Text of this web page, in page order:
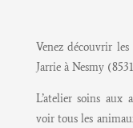
Venez découvrir
Jarrie à Nesmy
L’atelier soins aux
voir tous les